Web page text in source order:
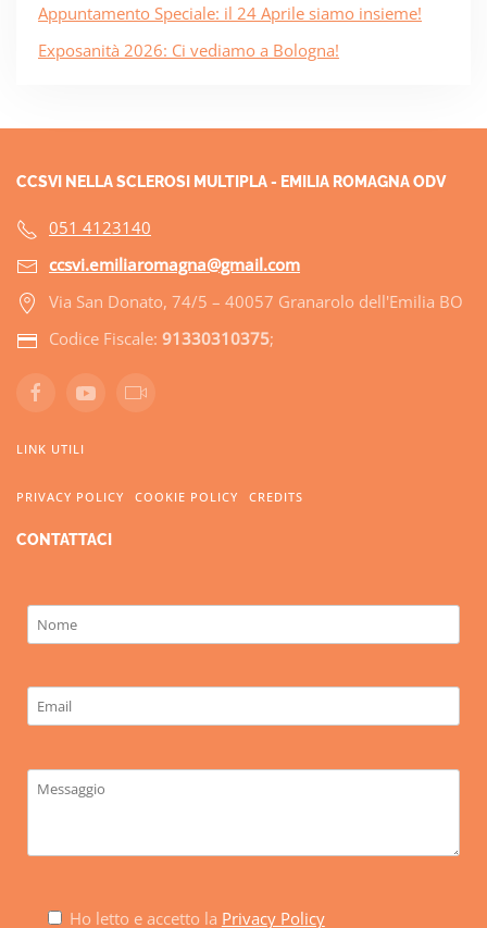
Appuntamento Speciale: il 24 Aprile siamo insieme!
Exposanità 2026: Ci vediamo a Bologna!
CCSVI NELLA SCLEROSI MULTIPLA - EMILIA ROMAGNA ODV
051 4123140
ccsvi.emiliaromagna@gmail.com
Via San Donato, 74/5 – 40057 Granarolo dell'Emilia BO
Codice Fiscale: 91330310375;
LINK UTILI
PRIVACY POLICY COOKIE POLICY CREDITS
CONTATTACI
Ho letto e accetto la Privacy Policy